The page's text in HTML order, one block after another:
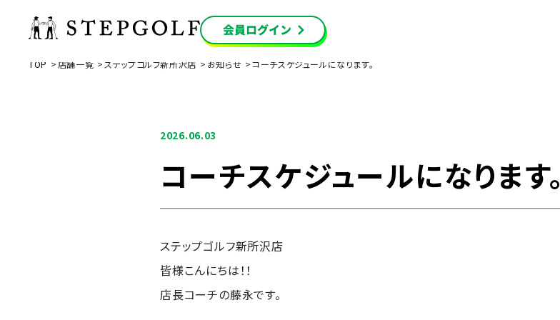
TOP 店舗一覧 ステップゴルフ新所沢店 お知らせ コーチスケジュールになります。
2026.06.03
コーチスケジュールになります。
ステップゴルフ新所沢店
皆様こんにちは！！
店長コーチの藤永です。